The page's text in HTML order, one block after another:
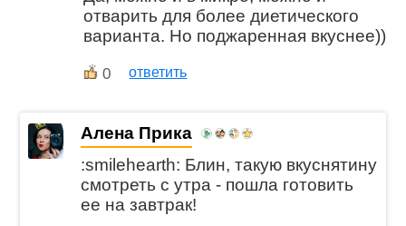
отварить для более диетического
варианта. Но поджаренная вкуснее))
0 ответить
Алена Прика
:smilehearth: Блин, такую вкуснятину
смотреть с утра - пошла готовить
ее на завтрак!